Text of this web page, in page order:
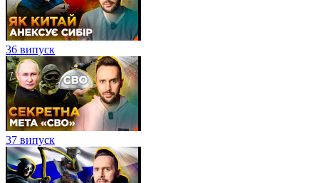
36 випуск
37 випуск